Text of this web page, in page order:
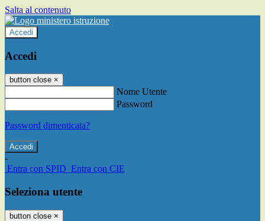
Salta al contenuto
Accedi
Accedi
button close ×
Nome Utente
Password
Password dimenticata?
-
Entra con SPID Entra con CIE
Seleziona utente
button close ×